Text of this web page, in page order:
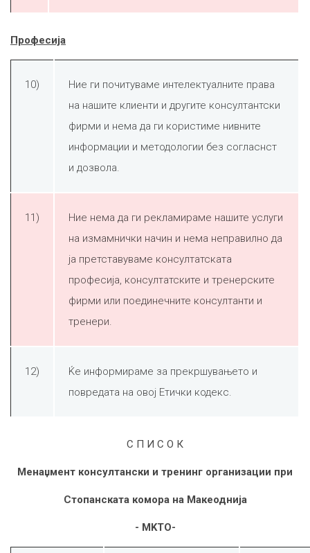
Професија
10)
Ние ги почитуваме интелектуалните права
на нашите клиенти и другите консултантски
фирми и нема да ги користиме нивните
информации и методологии без согласнст
и дозвола.
11)
Ние нема да ги рекламираме нашите услуги
на измамнички начин и нема неправилно да
ја претставуваме консултатската
професија, консултатските и тренерските
фирми или поединечните консултанти и
тренери.
12)
Ќе информираме за прекршувањето и
повредата на овој Етички кодекс.
С П И С О К
Менаџмент консултански и тренинг организации при
Стопанската комора на Макеоднија
- MKTO-